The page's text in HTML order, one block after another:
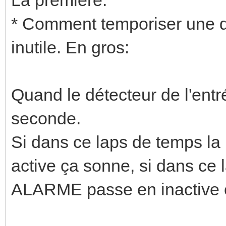
* Comment temporiser une
inutile. En gros:
Quand le détecteur de
seconde.
Si dans ce laps de temps
active ça sonne, si dans ce
ALARME passe en inactive